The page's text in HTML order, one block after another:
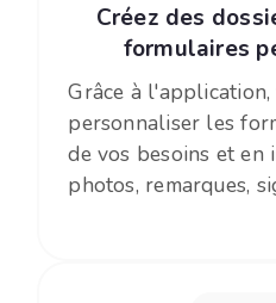
Créez des
formulaires
Grâce à
personnaliser les
de vos besoins et en
photos, remarques,